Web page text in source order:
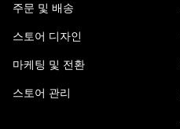
주문 및 배송
스토어 디자인
마케팅 및 전환
스토어 관리